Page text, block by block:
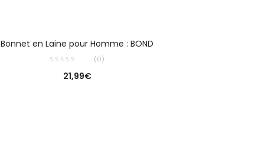
Bonnet en Laine pour Homme : BOND
(0)
21,99€